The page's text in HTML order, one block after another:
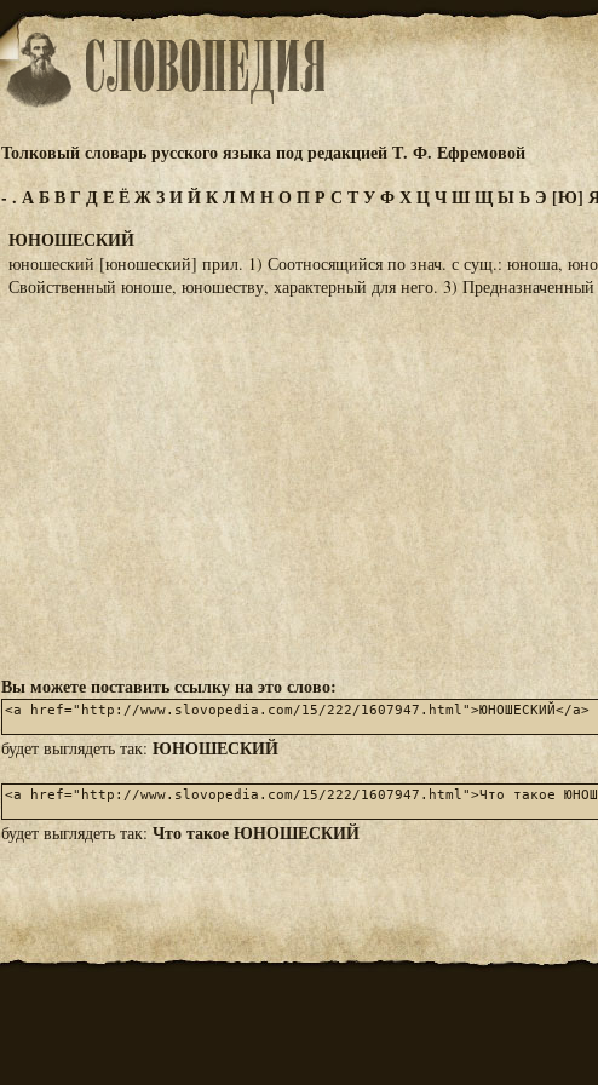
Толковый словарь русского языка под редакцией Т. Ф. Ефремовой
-. АБВГДЕЁЖЗИЙКЛМНОПРС ТУФХЦЧШЩЫЬ Э[Ю]
ЮНОШЕСКИЙ
юношеский [юношеский] прил. 1) Соотносящийся по знач. с сущ.: юноша,
Свойственный юноше, юношеству, характерный для него. 3)
Вы можете поставить ссылку на это слово:
будет выглядеть так: ЮНОШЕСКИЙ
будет выглядеть так:Что такое ЮНОШЕСКИЙ